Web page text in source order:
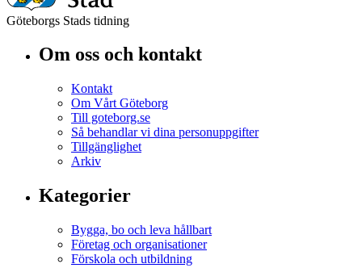
Göteborgs Stads tidning
Om oss och kontakt
Kontakt
Om Vårt Göteborg
Till goteborg.se
Så behandlar vi dina personuppgifter
Tillgänglighet
Arkiv
Kategorier
Bygga, bo och leva hållbart
Företag och organisationer
Förskola och utbildning